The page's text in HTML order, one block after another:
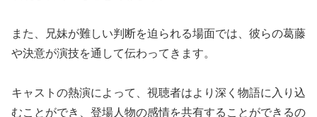
また、兄妹が難しい判断を迫られる場面では、彼らの葛藤
や決意が演技を通して伝わってきます。
キャストの熱演によって、視聴者はより深く物語に入り込
むことができ、登場人物の感情を共有することができるの